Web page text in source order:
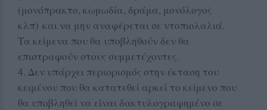
(μονόπρακτο, κωμωδία, δράμα, μονόλογος
κλπ) και να μην αναφέρεται σε ντοπιολαλιά.
Τα κείμενα που θα υποβληθούν δεν θα
επιστραφούν στους συμμετέχοντες.
4. Δεν υπάρχει περιορισμός στην έκταση του
κειμένου που θα κατατεθεί αρκεί το κείμενο που
θα υποβληθεί να είναι δακτυλογραφημένο σε